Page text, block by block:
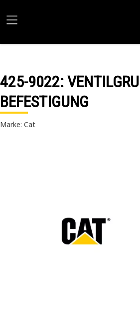
425-9022:
BEFESTIGUNG
Marke: Cat